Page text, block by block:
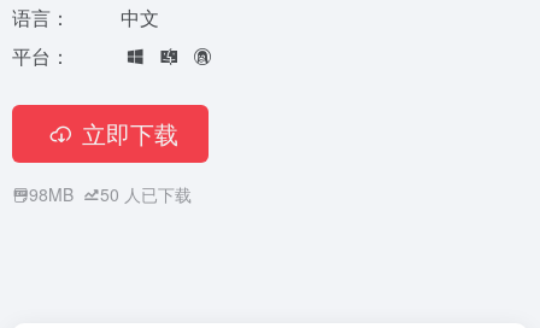
语言：
中文
平台：
立即下载
98MB 50 人已下载